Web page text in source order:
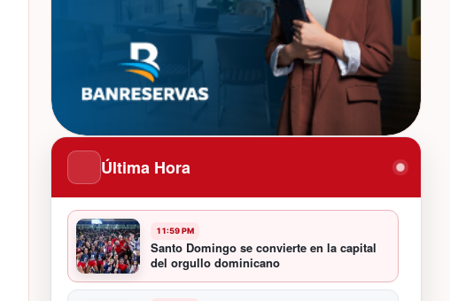
Última Hora
11:59 PM
Santo Domingo se convierte en la capital
del orgullo dominicano